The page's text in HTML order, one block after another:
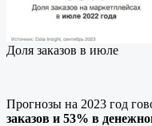
Доля заказов в июле
Прогнозы на 2023 год
заказов и 53% в